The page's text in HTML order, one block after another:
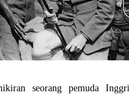
seorang pemuda